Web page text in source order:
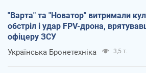
"Варта" та "Новатор" витримали
обстріл і удар FPV-дрона,
офіцеру ЗСУ
Українська Бронетехніка 3,5 т.